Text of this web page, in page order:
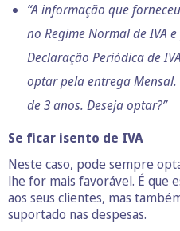
“A informação que
no Regime Normal de IVA
Declaração Periódica de
optar pela entrega
de 3 anos. Deseja optar?”
Se ficar isento de IVA
Neste caso, pode sempre
lhe for mais favorável. É que
aos seus clientes, mas
suportado nas despesas.